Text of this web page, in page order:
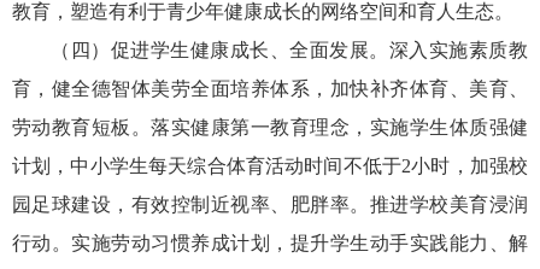
教育，塑造有利于青少年健康成长的网络空间和育人生态。
（四）促进学生健康成长、全面发展。深入实施素质教
育，健全德智体美劳全面培养体系，加快补齐体育、美育、
劳动教育短板。落实健康第一教育理念，实施学生体质强健
计划，中小学生每天综合体育活动时间不低于2小时，加强校
园足球建设，有效控制近视率、肥胖率。推进学校美育浸润
行动。实施劳动习惯养成计划，提升学生动手实践能力、解